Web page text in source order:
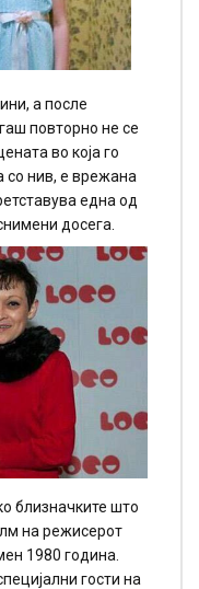
а после
повторно не се
во која го
со нив, е врежана
една од
досега.
близначките што
на режисерот
1980 година.
гости на